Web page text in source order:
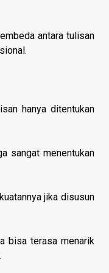
antara tulisan
hanya ditentukan
sangat menentukan
jika disusun
bisa terasa menarik